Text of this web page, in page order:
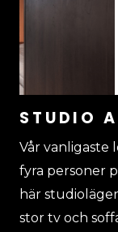
STUDIO
Vår vanligaste
fyra personer
här
stor tv och